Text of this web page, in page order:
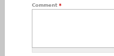
Comment *